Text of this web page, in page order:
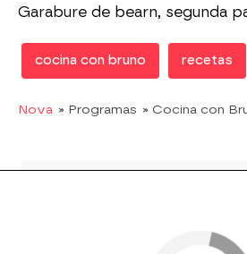
Garabure de bearn, segunda
cocina con bruno recetas
Nova » Programas » Cocina con